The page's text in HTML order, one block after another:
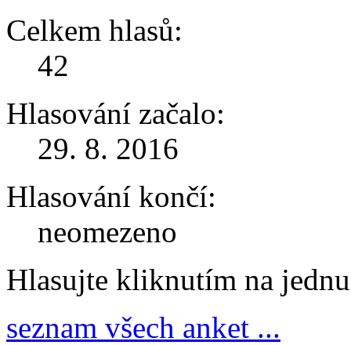
Celkem hlasů:
42
Hlasování začalo:
29. 8. 2016
Hlasování končí:
neomezeno
Hlasujte kliknutím na
seznam všech anket ...